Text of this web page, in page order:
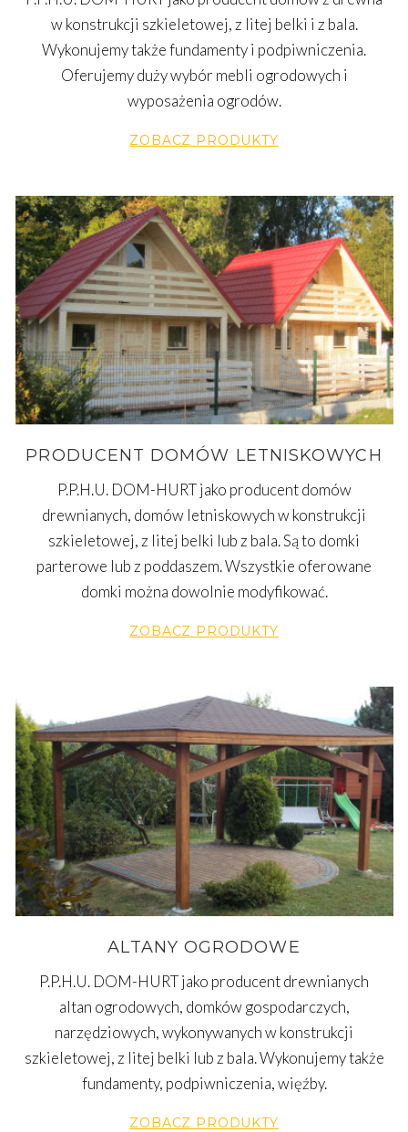
w konstrukcji szkieletowej, z litej belki i z bala.
Wykonujemy także fundamenty i podpiwniczenia.
Oferujemy duży wybór mebli ogrodowych i
wyposażenia ogrodów.
ZOBACZ PRODUKTY
PRODUCENT DOMÓW LETNISKOWYCH
P.P.H.U. DOM-HURT jako producent domów
drewnianych, domów letniskowych w konstrukcji
szkieletowej, z litej belki lub z bala. Są to domki
parterowe lub z poddaszem. Wszystkie oferowane
domki można dowolnie modyfikować.
ZOBACZ PRODUKTY
ALTANY OGRODOWE
P.P.H.U. DOM-HURT jako producent drewnianych
altan ogrodowych, domków gospodarczych,
narzędziowych, wykonywanych w konstrukcji
szkieletowej, z litej belki lub z bala. Wykonujemy także
fundamenty, podpiwniczenia, więźby.
ZOBACZ PRODUKTY